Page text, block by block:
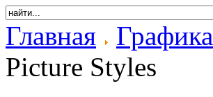
Главная Графика
Picture Styles